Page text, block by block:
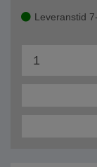
Leveranstid